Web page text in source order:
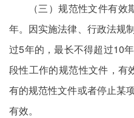
（三）规范性文件有
年。因实施法律、行政法规
过5年的，最长不得超过10年
段性工作的规范性文件，有
有的规范性文件或者停止某
有效。